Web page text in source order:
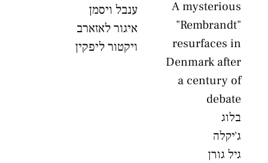
A mysterious
"Rembrandt"
resurfaces in
Denmark after
a century of
debate
בלוג
ג'יקלה
גיל גורן
ענבל ויסמן
איגור לאזארב
ויקטור ליפקין